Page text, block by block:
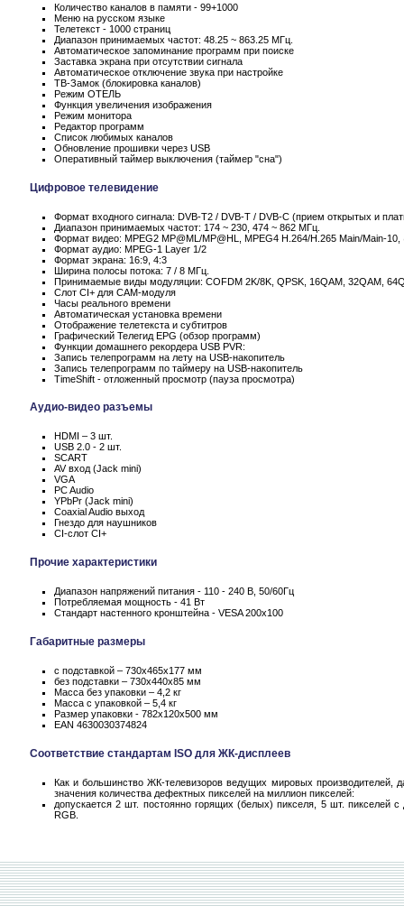
Количество каналов в памяти - 99+1000
Меню на русском языке
Телетекст - 1000 страниц
Диапазон принимаемых частот: 48.25 ~ 863.25 МГц.
Автоматическое запоминание программ при поиске
Заставка экрана при отсутствии сигнала
Автоматическое отключение звука при настройке
ТВ-Замок (блокировка каналов)
Режим ОТЕЛЬ
Функция увеличения изображения
Режим монитора
Редактор программ
Список любимых каналов
Обновление прошивки через USB
Оперативный таймер выключения (таймер "сна")
Цифровое телевидение
Формат входного сигнала: DVB-T2 / DVB-T / DVB-C (прием открытых и
Диапазон принимаемых частот: 174 ~ 230, 474 ~ 862 МГц.
Формат видео: MPEG2 MP@ML/MP@HL, MPEG4 H.264/H.265 Main/Main-10,
Формат аудио: MPEG-1 Layer 1/2
Формат экрана: 16:9, 4:3
Ширина полосы потока: 7 / 8 МГц.
Принимаемые виды модуляции: COFDM 2K/8K, QPSK, 16QAM, 32QAM,
Слот CI+ для CAM-модуля
Часы реального времени
Автоматическая установка времени
Отображение телетекста и субтитров
Графический Телегид EPG (обзор программ)
Функции домашнего рекордера USB PVR:
Запись телепрограмм на лету на USB-накопитель
Запись телепрограмм по таймеру на USB-накопитель
TimeShift - отложенный просмотр (пауза просмотра)
Аудио-видео разъемы
HDMI – 3 шт.
USB 2.0 - 2 шт.
SCART
AV вход (Jack mini)
VGA
PC Audio
YPbPr (Jack mini)
Coaxial Audio выход
Гнездо для наушников
CI-слот CI+
Прочие характеристики
Диапазон напряжений питания - 110 - 240 В, 50/60Гц
Потребляемая мощность - 41 Вт
Стандарт настенного кронштейна - VESA 200x100
Габаритные размеры
с подставкой – 730x465x177 мм
без подставки – 730x440x85 мм
Масса без упаковки – 4,2 кг
Масса c упаковкой – 5,4 кг
Размер упаковки - 782x120x500 мм
EAN 4630030374824
Соответствие стандартам ISO для ЖК-дисплеев
Как и большинство ЖК-телевизоров ведущих мировых производителей,
значения количества дефектных пикселей на миллион пикселей:
допускается 2 шт. постоянно горящих (белых) пикселя, 5 шт. пикселей
RGB.